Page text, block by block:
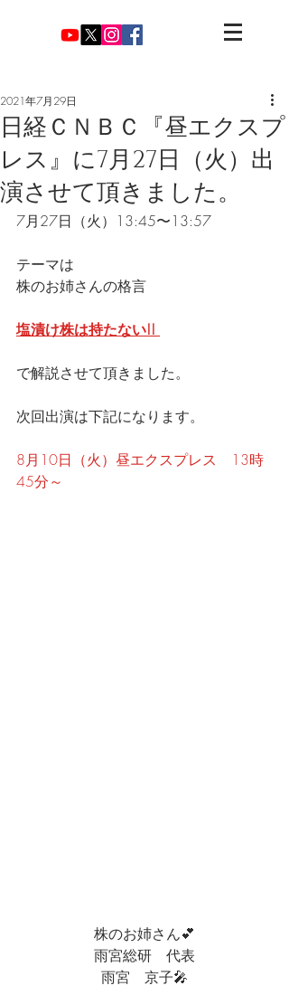
日経ＣＮＢＣ『昼エクスプ
レス』に7月27日（火）出
演させて頂きました。
2021年7月29日
7月27日（火）13:45〜13:57
テーマは
株のお姉さんの格言
塩漬け株は持たない!!
で解説させて頂きました。
次回出演は下記になります。
8月10日（火）昼エクスプレス　13時
45分～
株のお姉さん💕
雨宮総研　代表
雨宮　京子🎤